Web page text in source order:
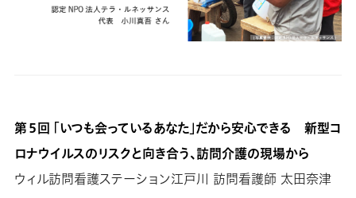
第５回 「いつも会っているあなた」だから安心できる 新型コ
ロナウイルスのリスクと向き合う、訪問介護の現場から
ウィル訪問看護ステーション江戸川 訪問看護師 太田奈津